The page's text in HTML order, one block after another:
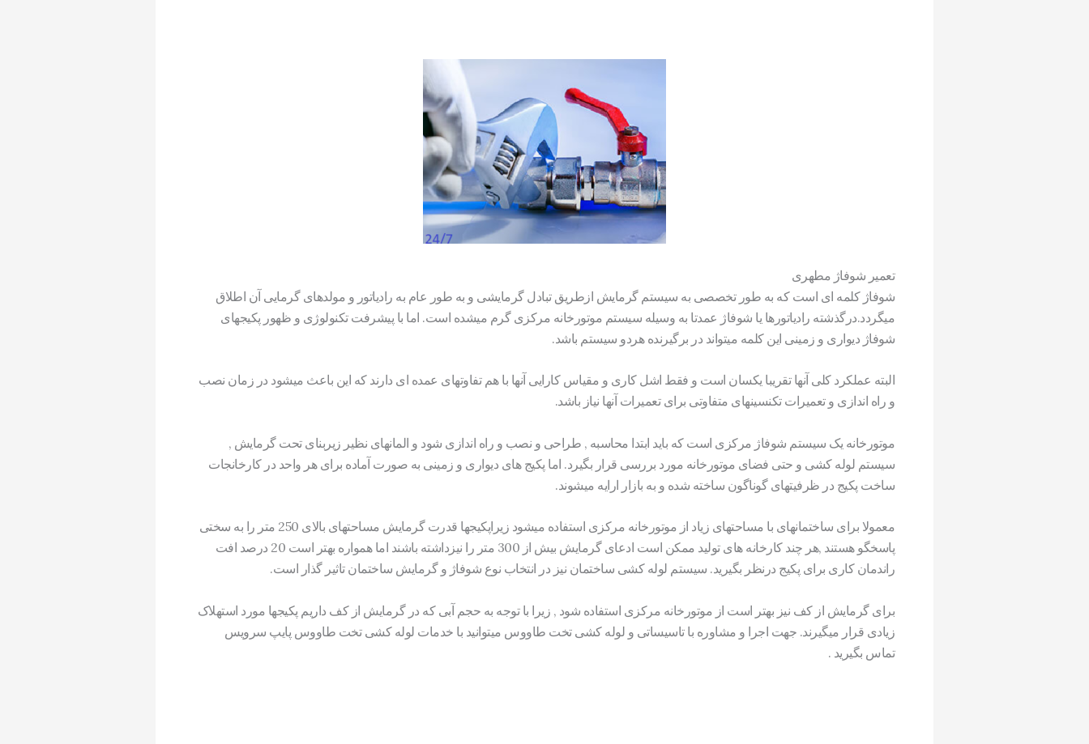
تعمیر شوفاژ مطهری
شوفاژ کلمه ای است که به طور تخصصی به سیستم گرمایش ازطریق تبادل گرمایشی و به طور عام به رادیاتور و مولدهای گرمایی آن اطلاق
میگردد.درگذشته رادیاتورها یا شوفاژ عمدتا به وسیله سیستم موتورخانه مرکزی گرم میشده است. اما با پیشرفت تکنولوژی و ظهور پکیجهای
شوفاژ دیواری و زمینی این کلمه میتواند در برگیرنده هردو سیستم باشد.
البته عملکرد کلی آنها تقریبا یکسان است و فقط اشل کاری و مقیاس کارایی آنها با هم تفاوتهای عمده ای دارند که این باعث میشود در زمان نصب
و راه اندازی و تعمیرات تکنسینهای متفاوتی برای تعمیرات آنها نیاز باشد.
موتورخانه یک سیستم شوفاژ مرکزی است که باید ابتدا محاسبه , طراحی و نصب و راه اندازی شود و المانهای نظیر زیربنای تحت گرمایش ,
سیستم لوله کشی و حتی فضای موتورخانه مورد بررسی قرار بگیرد. اما پکیج های دیواری و زمینی به صورت آماده برای هر واحد در کارخانجات
ساخت پکیج در ظرفیتهای گوناگون ساخته شده و به بازار ارایه میشوند.
معمولا برای ساختمانهای با مساحتهای زیاد از موتورخانه مرکزی استفاده میشود زیراپکیجها قدرت گرمایش مساحتهای بالای 250 متر را به سختی
پاسخگو هستند ,هر چند کارخانه های تولید ممکن است ادعای گرمایش بیش از 300 متر را نیزداشته باشند اما همواره بهتر است 20 درصد افت
راندمان کاری برای پکیج درنظر بگیرید. سیستم لوله کشی ساختمان نیز در انتخاب نوع شوفاژ و گرمایش ساختمان تاثیر گذار است.
برای گرمایش از کف نیز بهتر است از موتورخانه مرکزی استفاده شود , زیرا با توجه به حجم آبی که در گرمایش از کف داریم پکیجها مورد استهلاک
زیادی قرار میگیرند. جهت اجرا و مشاوره با تاسیساتی و لوله کشی تخت طاووس میتوانید با خدمات لوله کشی تخت طاووس پایپ سرویس
تماس بگیرید .